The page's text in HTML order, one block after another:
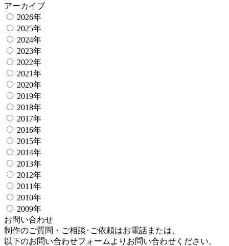
アーカイブ
2026年
2025年
2024年
2023年
2022年
2021年
2020年
2019年
2018年
2017年
2016年
2015年
2014年
2013年
2012年
2011年
2010年
2009年
お問い合わせ
制作のご質問・ご相談･ご依頼はお電話または、
以下のお問い合わせフォームよりお問い合わせください。